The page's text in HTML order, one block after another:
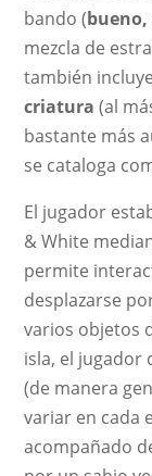
bando (
mezcla de
también
criatura (al
bastante más
se cataloga
El jugador
& White
permite
desplazarse
varios objetos
isla, el jugador
(de manera
variar en cada
acompañado